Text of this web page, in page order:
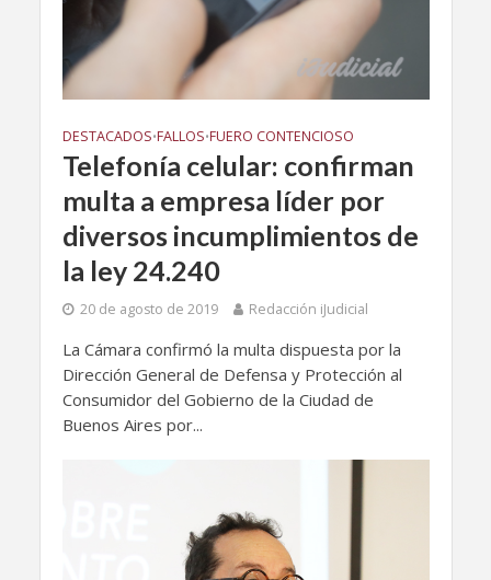
DESTACADOS•FALLOS•FUERO CONTENCIOSO
Telefonía celular: confirman
multa a empresa líder por
diversos incumplimientos de
la ley 24.240
20 de agosto de 2019 Redacción iJudicial
La Cámara confirmó la multa dispuesta por la
Dirección General de Defensa y Protección al
Consumidor del Gobierno de la Ciudad de
Buenos Aires por...